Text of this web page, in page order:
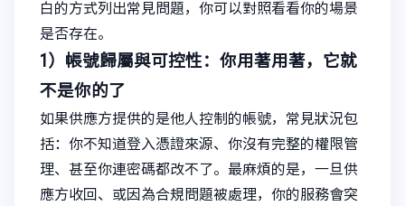
白的方式列出常見問題，你可以對照看看你的場景
是否存在。
1）帳號歸屬與可控性：你用著用著，它就
不是你的了
如果供應方提供的是他人控制的帳號，常見狀況包
括：你不知道登入憑證來源、你沒有完整的權限管
理、甚至你連密碼都改不了。最麻煩的是，一旦供
應方收回、或因為合規問題被處理，你的服務會突